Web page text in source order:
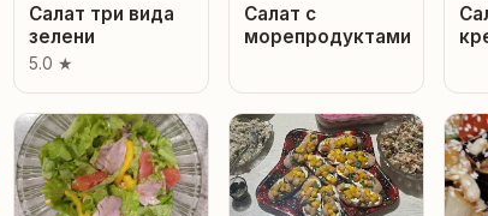
Салат три вида
зелени
5.0 ★
Салат с
морепродуктами